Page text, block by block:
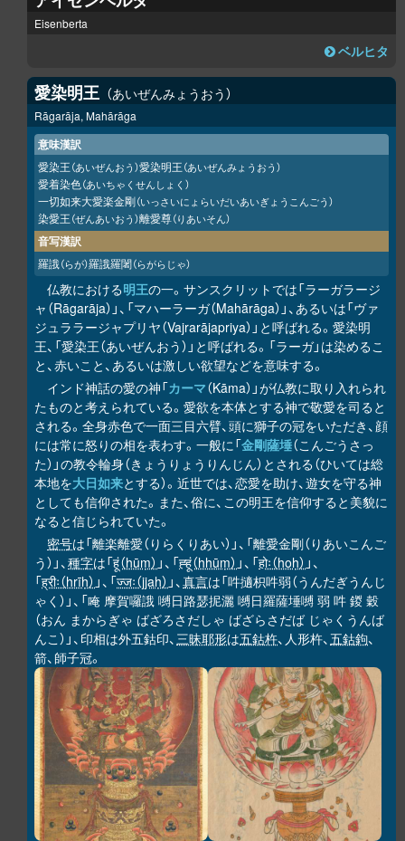
Eisenberta
ベルヒタ
愛染明王 あいぜんみょうおう
Rāgarāja, Mahārāga
意味漢訳
愛染王（あいぜんおう）愛染明王（あいぜんみょうおう）
愛着染色（あいちゃくせんしょく）
一切如来大愛楽金剛（いっさいにょらいだいあいぎょうこんごう）
染愛王（ぜんあいおう）離愛尊（りあいそん）
音写漢訳
羅誐（らが）羅誐羅闍（らがらじゃ）
仏教における明王の一。サンスクリットでは「ラーガラージ
ャ（Rāgarāja）」、「マハーラーガ（Mahārāga）」、あるいは「ヴァ
ジュララージャプリヤ（Vajrarājapriya）」と呼ばれる。愛染明
王、「愛染王（あいぜんおう）」と呼ばれる。「ラーガ」は染めるこ
と、赤いこと、あるいは激しい欲望などを意味する。
インド神話の愛の神「カーマ（Kāma）」が仏教に取り入れられ
たものと考えられている。愛欲を本体とする神で敬愛を司ると
される。全身赤色で一面三目六臂、頭に獅子の冠をいただき、顔
には常に怒りの相を表わす。一般に「金剛薩埵（こんごうさっ
た）」の教令輪身（きょうりょうりんじん）とされる（ひいては総
本地を大日如来とする）。近世では、恋愛を助け、遊女を守る神
としても信仰された。また、俗に、この明王を信仰すると美貌に
なると信じられていた。
密号は「離楽離愛（りらくりあい）」、「離愛金剛（りあいこんご
う）」、種字は「हूं（hūṃ） 」、「ह्हूं（hhūṃ） 」、「होः（hoḥ） 」、
「ह्रीः（hrīḥ） 」、「ज्जः（jjaḥ） 」、真言は「吽擿枳吽弱（うんだぎうんじ
ゃく）」、「唵 摩賀囉誐 嚩日路瑟抳灑 嚩日羅薩埵嚩 弱 吽 鍐 穀
（おん まからぎゃ ばざろさだしゃ ばざらさだば じゃくうんば
んこ）」、印相は外五鈷印、三昧耶形は五鈷杵、人形杵、五鈷鉤、
箭、師子冠。